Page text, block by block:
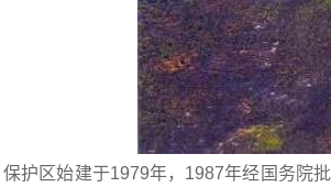
保护区始建于1979年，1987年经国务院